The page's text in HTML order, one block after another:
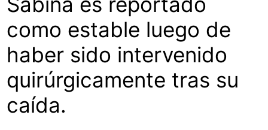
como estable luego de
haber sido intervenido
quirúrgicamente tras su
caída.